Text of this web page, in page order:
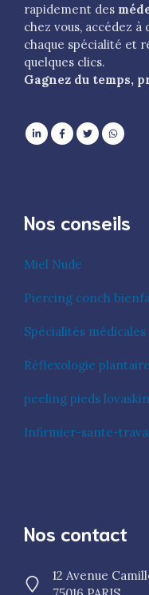
rapidement des
chez vous, accédez à
chaque spécialité et
quelques clics.
Gagnez du temps,
Nos conseils
Miel Nude
Piercing conch
Spécialités
Réflexologie
peeling pieds lovaskin
Infirmier-sante-
Nos contact
12 Avenue